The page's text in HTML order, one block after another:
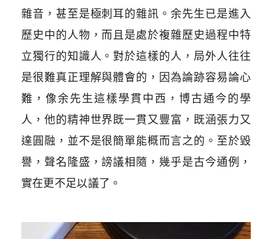
雜音，甚至是極刺耳的雜訊。余先生已是進入
歷史中的人物，而且是處於複雜歷史過程中特
立獨行的知識人。對於這樣的人，局外人往往
是很難真正理解與體會的，因為論跡容易論心
難，像余先生這樣學貫中西，博古通今的學
人，他的精神世界既一貫又豐富，既涵張力又
達圓融，並不是很簡單能概而言之的。至於毀
譽，聲名隆盛，謗議相隨，幾乎是古今通例，
實在更不足以議了。